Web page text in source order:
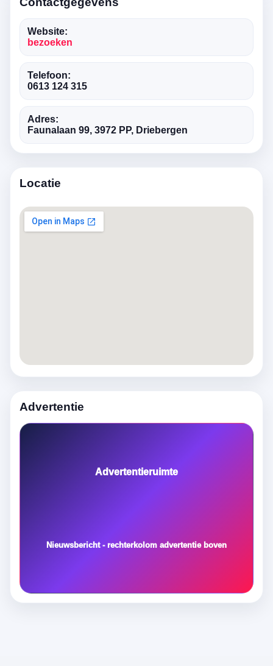
Website:
bezoeken
Telefoon:
0613 124 315
Adres:
Faunalaan 99, 3972 PP, Driebergen
Locatie
Advertentie
Advertentieruimte
Nieuwsbericht - rechterkolom advertentie boven